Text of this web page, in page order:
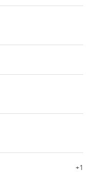
+1 …